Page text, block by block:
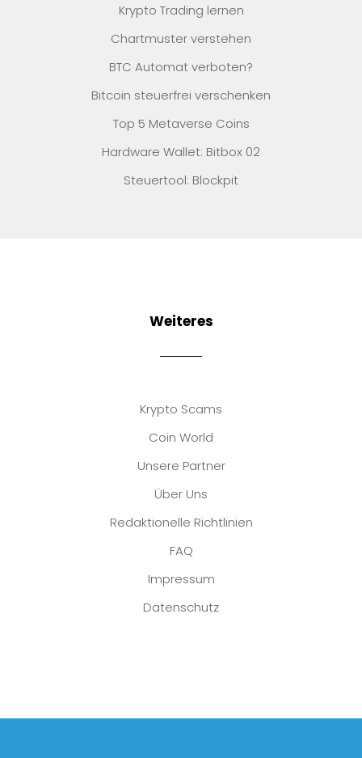
Krypto Trading lernen
Chartmuster verstehen
BTC Automat verboten?
Bitcoin steuerfrei verschenken
Top 5 Metaverse Coins
Hardware Wallet: Bitbox 02
Steuertool: Blockpit
Weiteres
Krypto Scams
Coin World
Unsere Partner
Über Uns
Redaktionelle Richtlinien
FAQ
Impressum
Datenschutz